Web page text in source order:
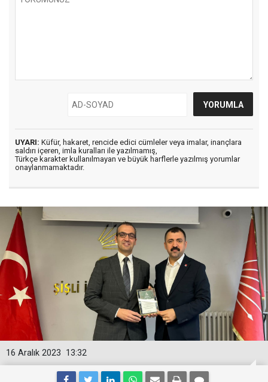
UYARI: Küfür, hakaret, rencide edici cümleler veya imalar, inançlara
saldırı içeren, imla kuralları ile yazılmamış,
Türkçe karakter kullanılmayan ve büyük harflerle yazılmış yorumlar
onaylanmamaktadır.
13:32
16 Aralık 2023